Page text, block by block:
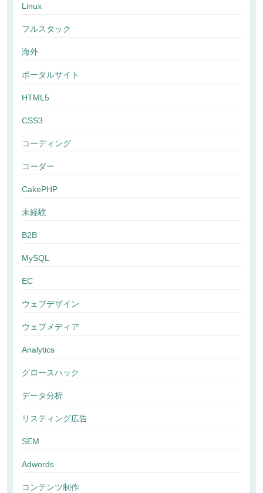
Linux
フルスタック
海外
ポータルサイト
HTML5
CSS3
コーディング
コーダー
CakePHP
未経験
B2B
MySQL
EC
ウェブデザイン
ウェブメディア
Analytics
グロースハック
データ分析
リスティング広告
SEM
Adwords
コンテンツ制作